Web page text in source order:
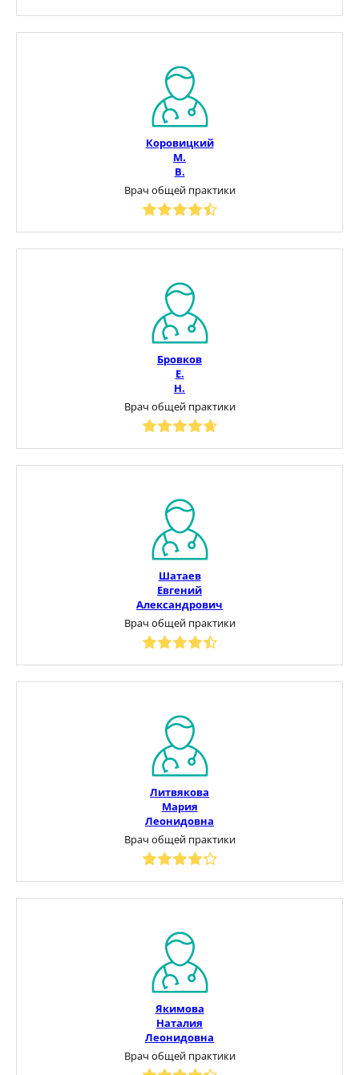
Коровицкий
М.
В.
Врач общей практики
Бровков
Е.
Н.
Врач общей практики
Шатаев
Евгений
Александрович
Врач общей практики
Литвякова
Мария
Леонидовна
Врач общей практики
Якимова
Наталия
Леонидовна
Врач общей практики